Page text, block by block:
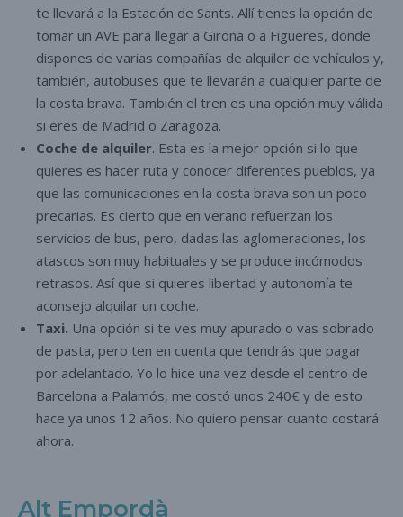
te llevará a la Estación de Sants. Allí tienes la opción de
tomar un AVE para llegar a Girona o a Figueres, donde
dispones de varias compañías de alquiler de vehículos y,
también, autobuses que te llevarán a cualquier parte de
la costa brava. También el tren es una opción muy válida
si eres de Madrid o Zaragoza.
Coche de alquiler. Esta es la mejor opción si lo que
quieres es hacer ruta y conocer diferentes pueblos, ya
que las comunicaciones en la costa brava son un poco
precarias. Es cierto que en verano refuerzan los
servicios de bus, pero, dadas las aglomeraciones, los
atascos son muy habituales y se produce incómodos
retrasos. Así que si quieres libertad y autonomía te
aconsejo alquilar un coche.
Taxi. Una opción si te ves muy apurado o vas sobrado
de pasta, pero ten en cuenta que tendrás que pagar
por adelantado. Yo lo hice una vez desde el centro de
Barcelona a Palamós, me costó unos 240€ y de esto
hace ya unos 12 años. No quiero pensar cuanto costará
ahora.
Alt Empordà